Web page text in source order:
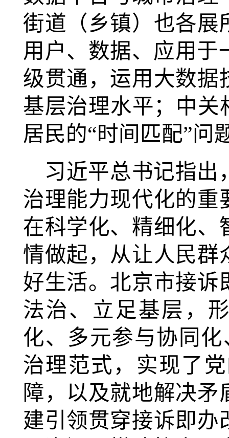
街道（乡镇）也各展
用户、数据、应用于
级贯通，运用大数据
基层治理水平；中关
居民的“时间匹配”问
习近平总书记指出
治理能力现代化的重
在科学化、精细化、
情做起，从让人民群
好生活。北京市接诉
法治、立足基层，
化、多元参与协同
治理范式，实现了
障，以及就地解决
建引领贯穿接诉即办